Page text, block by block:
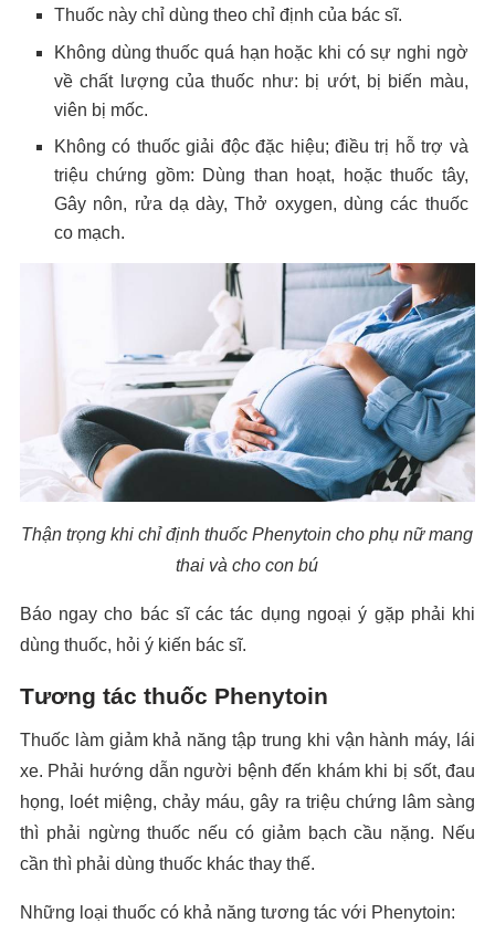
Thuốc này chỉ dùng theo chỉ định của bác sĩ.
Không dùng thuốc quá hạn hoặc khi có sự nghi ngờ
về chất lượng của thuốc như: bị ướt, bị biến màu,
viên bị mốc.
Không có thuốc giải độc đặc hiệu; điều trị hỗ trợ và
triệu chứng gồm: Dùng than hoạt, hoặc thuốc tây,
Gây nôn, rửa dạ dày, Thở oxygen, dùng các thuốc
co mạch.
Thận trọng khi chỉ định thuốc Phenytoin cho phụ nữ mang
thai và cho con bú
Báo ngay cho bác sĩ các tác dụng ngoại ý gặp phải khi
dùng thuốc, hỏi ý kiến bác sĩ.
Tương tác thuốc Phenytoin
Thuốc làm giảm khả năng tập trung khi vận hành máy, lái
xe. Phải hướng dẫn người bệnh đến khám khi bị sốt, đau
họng, loét miệng, chảy máu, gây ra triệu chứng lâm sàng
thì phải ngừng thuốc nếu có giảm bạch cầu nặng. Nếu
cần thì phải dùng thuốc khác thay thế.
Những loại thuốc có khả năng tương tác với Phenytoin: